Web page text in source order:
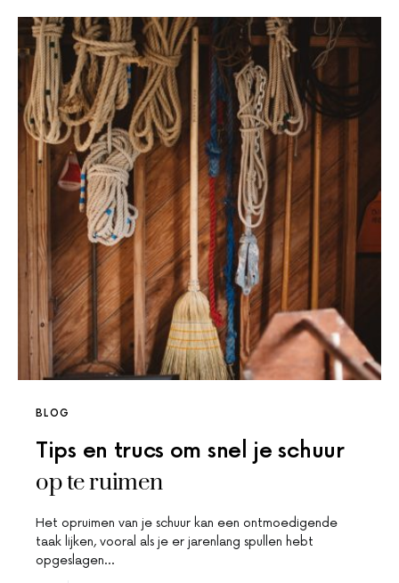
BLOG
Tips en trucs om snel je schuur
op te ruimen
Het opruimen van je schuur kan een ontmoedigende
taak lijken, vooral als je er jarenlang spullen hebt
opgeslagen…